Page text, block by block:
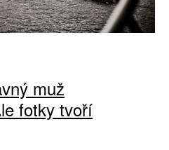
muž
fotky tvoří